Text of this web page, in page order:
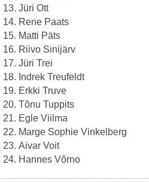
Jüri Ott
Rene Paats
Matti Päts
Riivo Sinijärv
Jüri Trei
Indrek Treufeldt
Erkki Truve
Tõnu Tuppits
Egle Viilma
Marge Sophie Vinkelberg
Aivar Voit
Hannes Võrno